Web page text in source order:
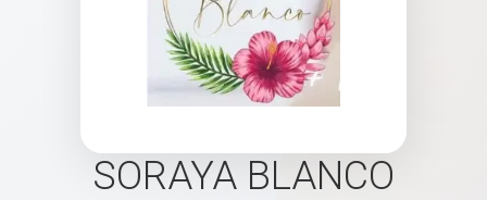
SORAYA BLANCO